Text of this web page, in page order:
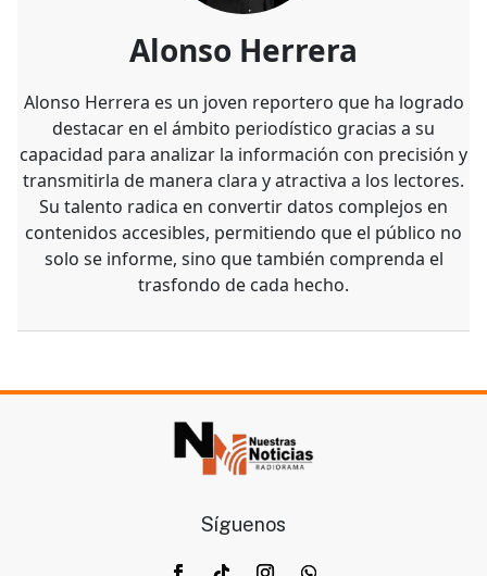
Alonso Herrera
destacar en el ámbito periodístico gracias a su
capacidad para analizar la información con precisión y
transmitirla de manera clara y atractiva a los lectores.
Su talento radica en convertir datos complejos en
contenidos accesibles, permitiendo que el público no
solo se informe, sino que también comprenda el
trasfondo de cada hecho.